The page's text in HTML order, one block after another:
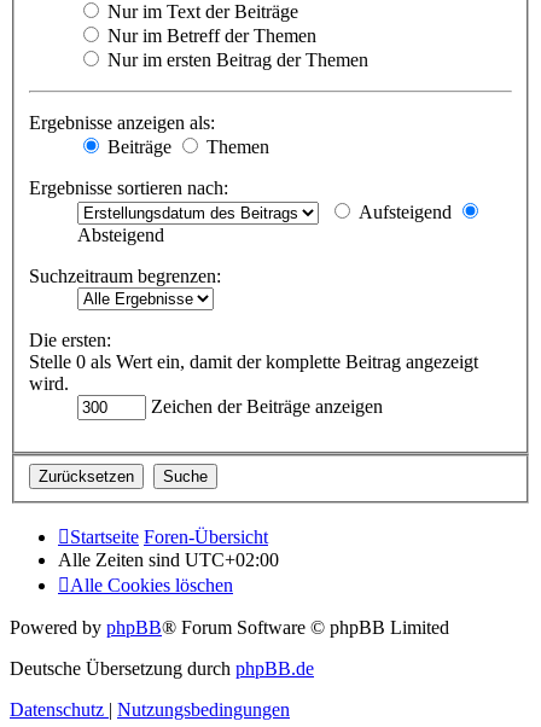
Nur im Text der Beiträge
Nur im Betreff der Themen
Nur im ersten Beitrag der Themen
Ergebnisse anzeigen als:
Beiträge
Themen
Ergebnisse sortieren nach:
Aufsteigend
Absteigend
Suchzeitraum begrenzen:
Die ersten:
Stelle 0 als Wert ein, damit der komplette Beitrag angezeigt
wird.
Zeichen der Beiträge anzeigen
Startseite Foren-Übersicht
Alle Zeiten sind UTC+02:00
Alle Cookies löschen
Powered by phpBB® Forum Software © phpBB Limited
Deutsche Übersetzung durch phpBB.de
Datenschutz | Nutzungsbedingungen